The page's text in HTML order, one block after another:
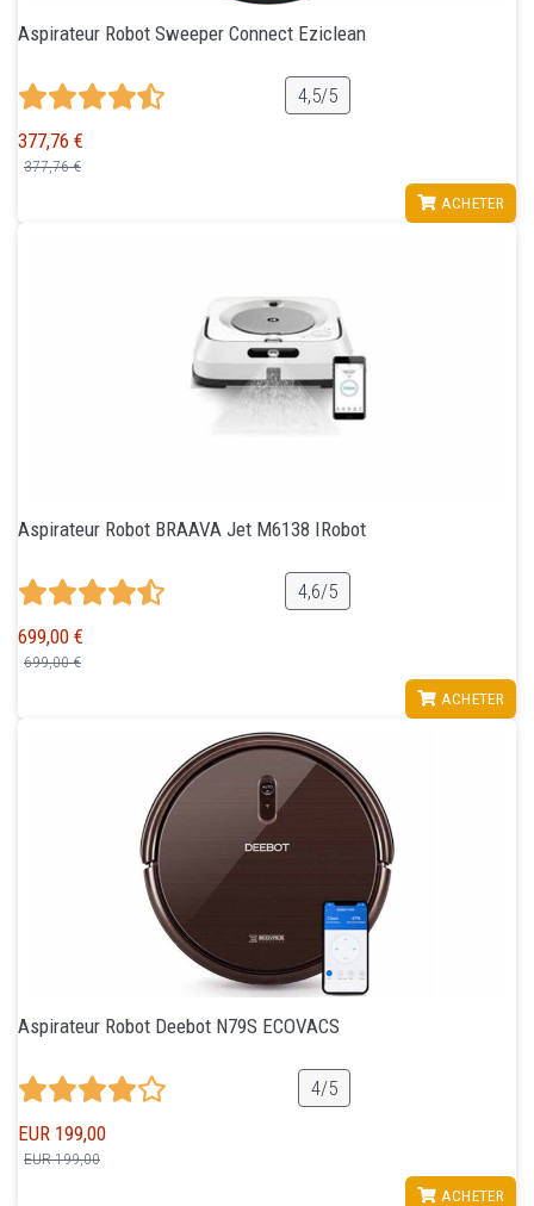
Aspirateur Robot Sweeper Connect Eziclean
4,5/5
377,76 €
377,76 €
ACHETER
Aspirateur Robot BRAAVA Jet M6138 IRobot
4,6/5
699,00 €
699,00 €
ACHETER
Aspirateur Robot Deebot N79S ECOVACS
4/5
EUR 199,00
EUR 199,00
ACHETER